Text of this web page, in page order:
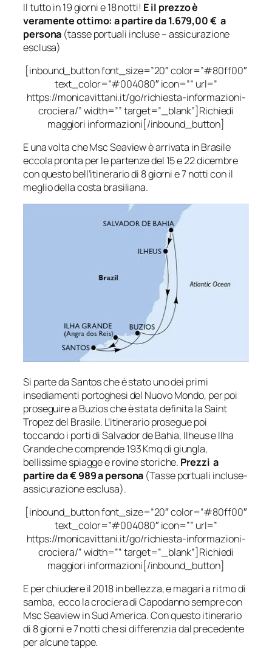
Il tutto in 19 giorni e 18 notti! E il prezzo è
veramente ottimo: a partire da 1.679,00 € a
persona (tasse portuali incluse – assicurazione
esclusa)
[inbound_button font_size=”20″ color=”#80ff00″
text_color=”#004080″ icon=”” url=”
https://monicavittani.it/go/richiesta-informazioni-
crociera/” width=”” target=”_blank”]Richiedi
maggiori informazioni[/inbound_button]
E una volta che Msc Seaview è arrivata in Brasile
eccola pronta per le partenze del 15 e 22 dicembre
con questo bell’itinerario di 8 giorni e 7 notti con il
meglio della costa brasiliana.
Si parte da Santos che è stato uno dei primi
insediamenti portoghesi del Nuovo Mondo, per poi
proseguire a Buzios che è stata definita la Saint
Tropez del Brasile. L’itinerario prosegue poi
toccando i porti di Salvador de Bahia, Ilheus e Ilha
Grande che comprende 193 Kmq di giungla,
bellissime spiagge e rovine storiche. Prezzi a
partire da € 989 a persona (Tasse portuali incluse-
assicurazione esclusa).
[inbound_button font_size=”20″ color=”#80ff00″
text_color=”#004080″ icon=”” url=”
https://monicavittani.it/go/richiesta-informazioni-
crociera/” width=”” target=”_blank”]Richiedi
maggiori informazioni[/inbound_button]
E per chiudere il 2018 in bellezza, e magari a ritmo di
samba, ecco la crociera di Capodanno sempre con
Msc Seaview in Sud America. Con questo itinerario
di 8 giorni e 7 notti che si differenzia dal precedente
per alcune tappe.